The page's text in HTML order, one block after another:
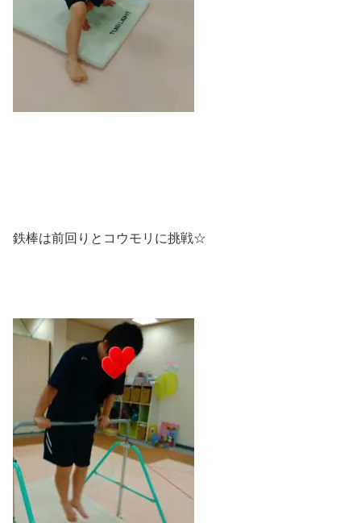
鉄棒は前回りとコウモリに挑戦☆